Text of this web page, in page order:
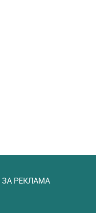
ЗА РЕКЛАМА